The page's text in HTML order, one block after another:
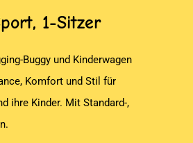
1-Sitzer
Buggy und Kinderwagen
Komfort und Stil für
ihre Kinder. Mit Standard-,